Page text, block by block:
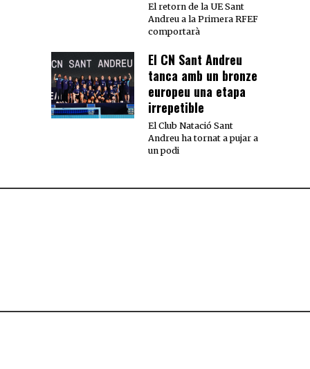
El retorn de la UE Sant
Andreu a la Primera RFEF
comportarà
El CN Sant Andreu
tanca amb un bronze
europeu una etapa
irrepetible
El Club Natació Sant
Andreu ha tornat a pujar a
un podi